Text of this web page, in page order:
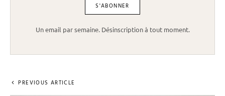
Un email par semaine. Désinscription à tout moment.
PREVIOUS ARTICLE